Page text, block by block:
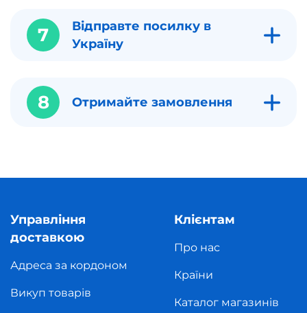
7
Відправте посилку в
Україну
8 Отримайте замовлення
Управління
доставкою
Адреса за кордоном
Викуп товарів
Клієнтам
Про нас
Країни
Каталог магазинів